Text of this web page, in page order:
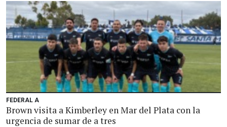
FEDERAL A
Brown visita a Kimberley en Mar del Plata con la
urgencia de sumar de a tres